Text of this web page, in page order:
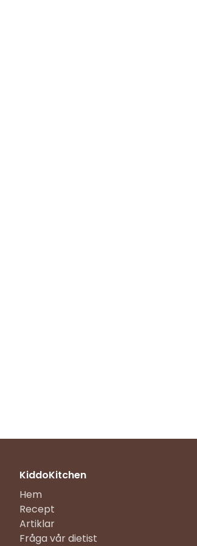
KiddoKitchen
Hem
Recept
Artiklar
Fråga vår dietist